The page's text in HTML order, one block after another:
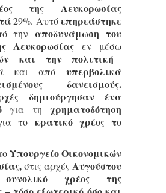
της Λευκορωσίας
29%. Αυτόεπηρεάστηκε
τηναποδυνάμωση του
Λευκορωσίας εν μέσω
και την πολιτική
και από υπερβολικά
δανεισμούς.
δημιούργησαν ένα
για τη χρηματοδότηση
το κρατικό χρέος το
Υπουργείο Οικονομικών
στις αρχές Αυγούστου
συνολικό χρέος της